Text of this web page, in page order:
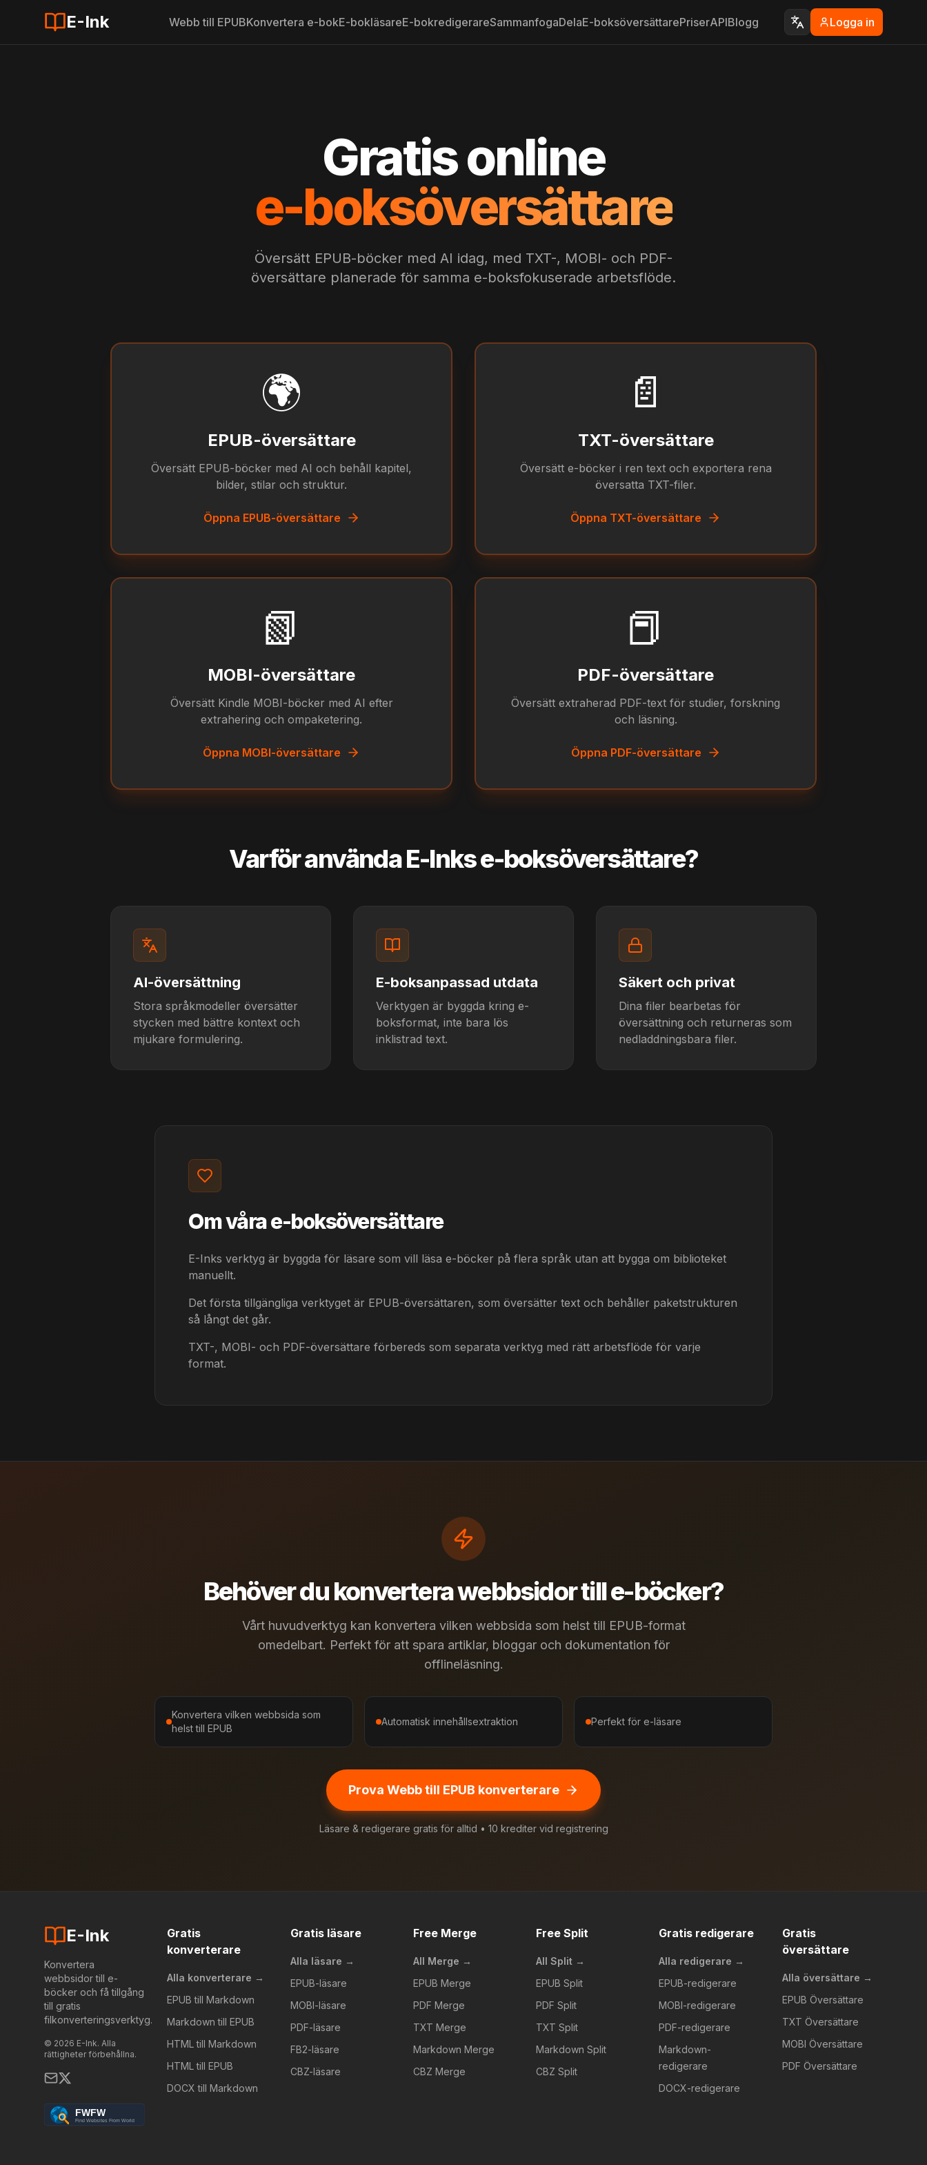
E-Ink Webb till EPUBKonvertera e-bokE-bokläsareE-bokredigerareSammanfogaDelaE-boksöversättarePriserAPIBlogg Logga in
Gratis online
e-boksöversättare
Översätt EPUB-böcker med AI idag, med TXT-, MOBI- och PDF-
översättare planerade för samma e-boksfokuserade arbetsflöde.
🌍
EPUB-översättare
Översätt EPUB-böcker med AI och behåll kapitel,
bilder, stilar och struktur.
Öppna EPUB-översättare
📄
TXT-översättare
Översätt e-böcker i ren text och exportera rena
översatta TXT-filer.
Öppna TXT-översättare
📗
MOBI-översättare
Översätt Kindle MOBI-böcker med AI efter
extrahering och ompaketering.
Öppna MOBI-översättare
📕
PDF-översättare
Översätt extraherad PDF-text för studier, forskning
och läsning.
Öppna PDF-översättare
Varför använda E-Inks e-boksöversättare?
AI-översättning
Stora språkmodeller översätter
stycken med bättre kontext och
mjukare formulering.
E-boksanpassad utdata
Verktygen är byggda kring e-
boksformat, inte bara lös
inklistrad text.
Säkert och privat
Dina filer bearbetas för
översättning och returneras som
nedladdningsbara filer.
Om våra e-boksöversättare
E-Inks verktyg är byggda för läsare som vill läsa e-böcker på flera språk utan att bygga om biblioteket
manuellt.
Det första tillgängliga verktyget är EPUB-översättaren, som översätter text och behåller paketstrukturen
så långt det går.
TXT-, MOBI- och PDF-översättare förbereds som separata verktyg med rätt arbetsflöde för varje
format.
Behöver du konvertera webbsidor till e-böcker?
Vårt huvudverktyg kan konvertera vilken webbsida som helst till EPUB-format
omedelbart. Perfekt för att spara artiklar, bloggar och dokumentation för
offlineläsning.
Konvertera vilken webbsida som
helst till EPUB
Automatisk innehållsextraktion Perfekt för e-läsare
Prova Webb till EPUB konverterare
Läsare & redigerare gratis för alltid • 10 krediter vid registrering
E-Ink
Konvertera
webbsidor till e-
böcker och få tillgång
till gratis
filkonverteringsverktyg.
© 2026 E-Ink. Alla
rättigheter förbehållna.
Gratis
konverterare
Alla konverterare →
EPUB till Markdown
Markdown till EPUB
HTML till Markdown
HTML till EPUB
DOCX till Markdown
Gratis läsare
Alla läsare →
EPUB-läsare
MOBI-läsare
PDF-läsare
FB2-läsare
CBZ-läsare
Free Merge
All Merge →
EPUB Merge
PDF Merge
TXT Merge
Markdown Merge
CBZ Merge
Free Split
All Split →
EPUB Split
PDF Split
TXT Split
Markdown Split
CBZ Split
Gratis redigerare
Alla redigerare →
EPUB-redigerare
MOBI-redigerare
PDF-redigerare
Markdown-
redigerare
DOCX-redigerare
Gratis
översättare
Alla översättare →
EPUB Översättare
TXT Översättare
MOBI Översättare
PDF Översättare